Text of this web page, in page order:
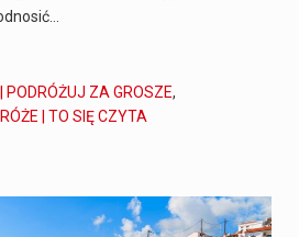
PODRÓŻUJ ZA GROSZE,
| TO SIĘ CZYTA